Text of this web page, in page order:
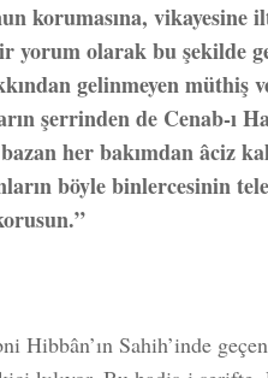
korumasına, vikayesine
yorum olarak bu şekilde
gelinmeyen müthiş
şerrinden de Cenab-ı
her bakımdan âciz
böyle binlercesinin
Hibbân’ın Sahih’inde